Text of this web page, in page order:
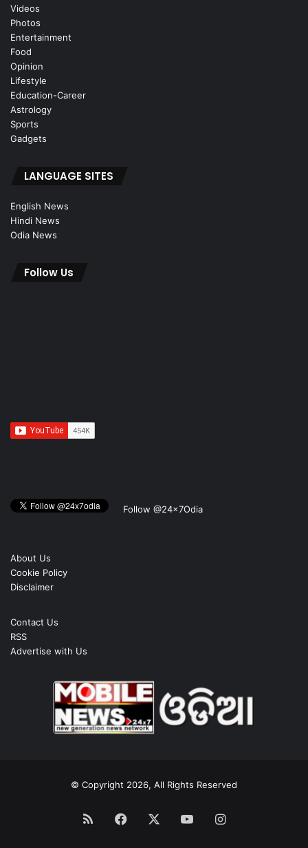
Videos
Photos
Entertainment
Food
Opinion
Lifestyle
Education-Career
Astrology
Sports
Gadgets
LANGUAGE SITES
English News
Hindi News
Odia News
Follow Us
Follow @24x7Odia
About Us
Cookie Policy
Disclaimer
Contact Us
RSS
Advertise with Us
© Copyright 2026, All Rights Reserved
RSS Facebook YouTubeInstagram